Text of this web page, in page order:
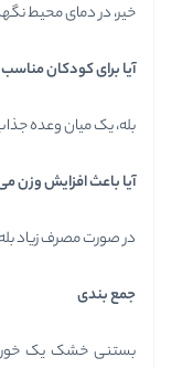
خیر، در دمای محیط
آیا برای کودکان
بله، یک میان وعده
آیا باعث افزایش وزن
در صورت مصرف زیاد
جمع بندی
بستنی خشک یک